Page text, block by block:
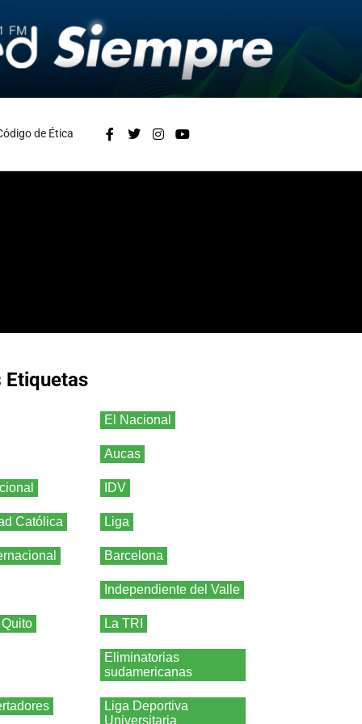
de Ética
Etiquetas
El Nacional
Aucas
IDV
Católica Liga
Barcelona
Independiente del Valle
La TRI
Eliminatorias
sudamericanas
Liga Deportiva
Universitaria